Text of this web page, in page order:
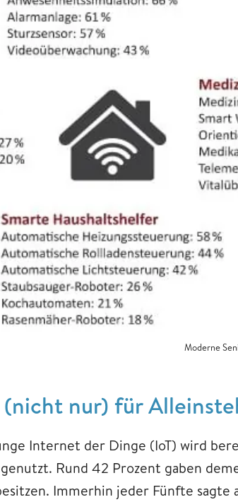
Moderne
nur) für
Internet der Dinge (IoT) wird
Rund 42 Prozent gaben
Immerhin jeder Fünfte sagte